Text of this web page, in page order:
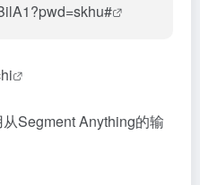
Segment Anything的输